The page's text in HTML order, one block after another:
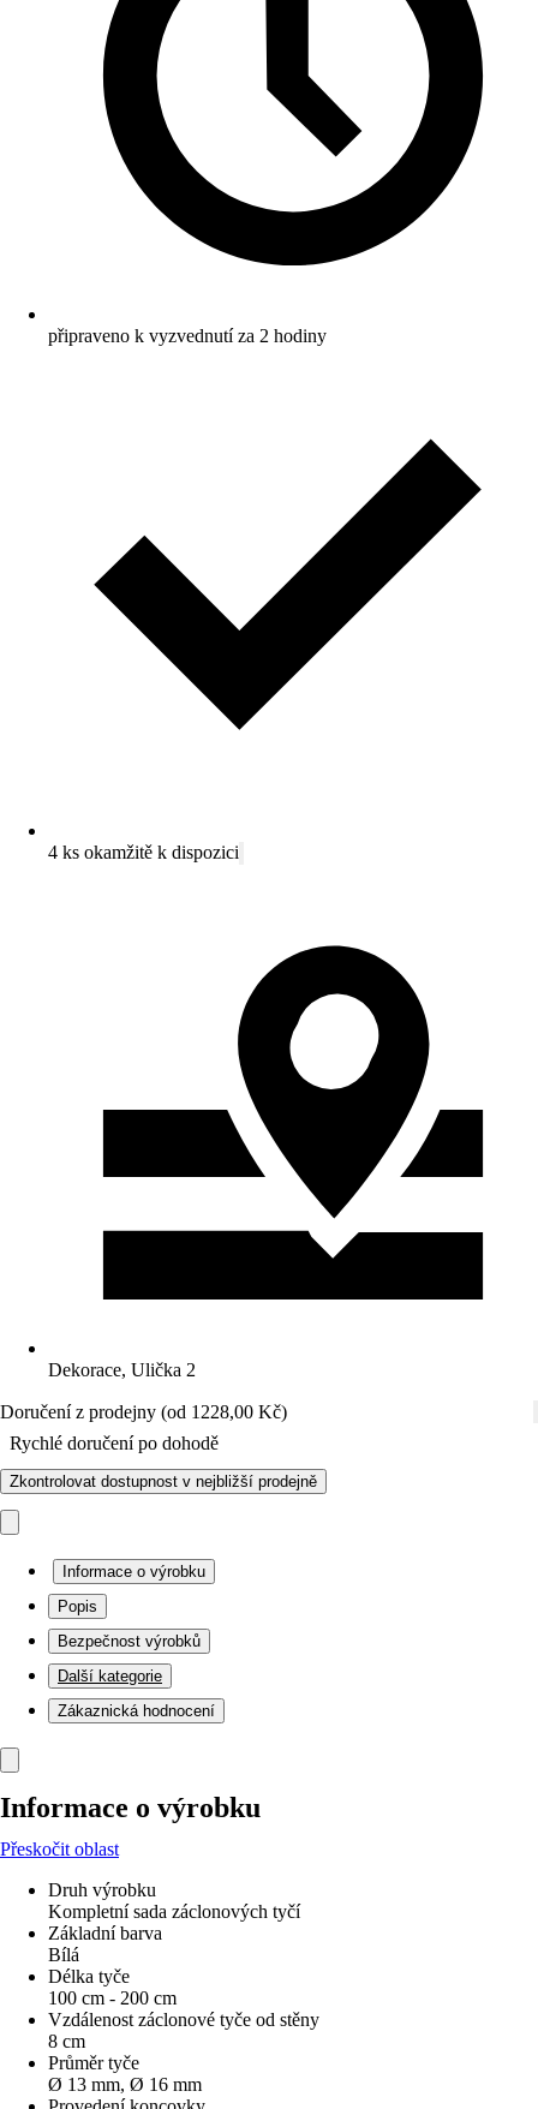
připraveno k vyzvednutí za 2 hodiny
4 ks okamžitě k dispozici
Dekorace, Ulička 2
Doručení z prodejny (od 1228,00 Kč)
Rychlé doručení po dohodě
Zkontrolovat dostupnost v nejbližší prodejně
Informace o výrobku
Popis
Bezpečnost výrobků
Další kategorie
Zákaznická hodnocení
Informace o výrobku
Přeskočit oblast
Druh výrobku
Kompletní sada záclonových tyčí
Základní barva
Bílá
Délka tyče
100 cm - 200 cm
Vzdálenost záclonové tyče od stěny
8 cm
Průměr tyče
Ø 13 mm, Ø 16 mm